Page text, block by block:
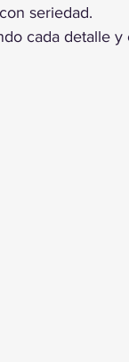
seriedad.
cada detalle